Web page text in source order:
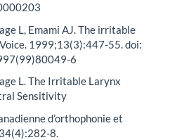
L, Emami AJ. The irritable
1999;13(3):447-55. doi:
6
L. The Irritable Larynx
Sensitivity
d’orthophonie et
8.